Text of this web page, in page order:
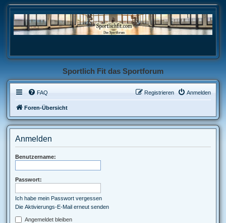
Sportlich Fit das Sportforum
FAQ Anmelden
Registrieren
Foren-Übersicht
Anmelden
Benutzername:
Passwort:
Ich habe mein Passwort vergessen
Die Aktivierungs-E-Mail erneut senden
Angemeldet bleiben